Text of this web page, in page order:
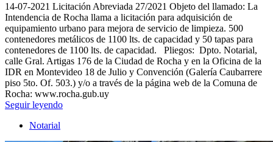
14-07-2021 Licitación Abreviada 27/2021 Objeto del llamado: La
Intendencia de Rocha llama a licitación para adquisición de
equipamiento urbano para mejora de servicio de limpieza. 500
contenedores metálicos de 1100 lts. de capacidad y 50 tapas para
contenedores de 1100 lts. de capacidad. Pliegos: Dpto. Notarial,
calle Gral. Artigas 176 de la Ciudad de Rocha y en la Oficina de la
IDR en Montevideo 18 de Julio y Convención (Galería Caubarrere
piso 5to. Of. 503.) y/o a través de la página web de la Comuna de
Rocha: www.rocha.gub.uy
Seguir leyendo
Notarial